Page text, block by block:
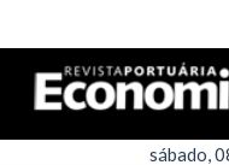
sábado,